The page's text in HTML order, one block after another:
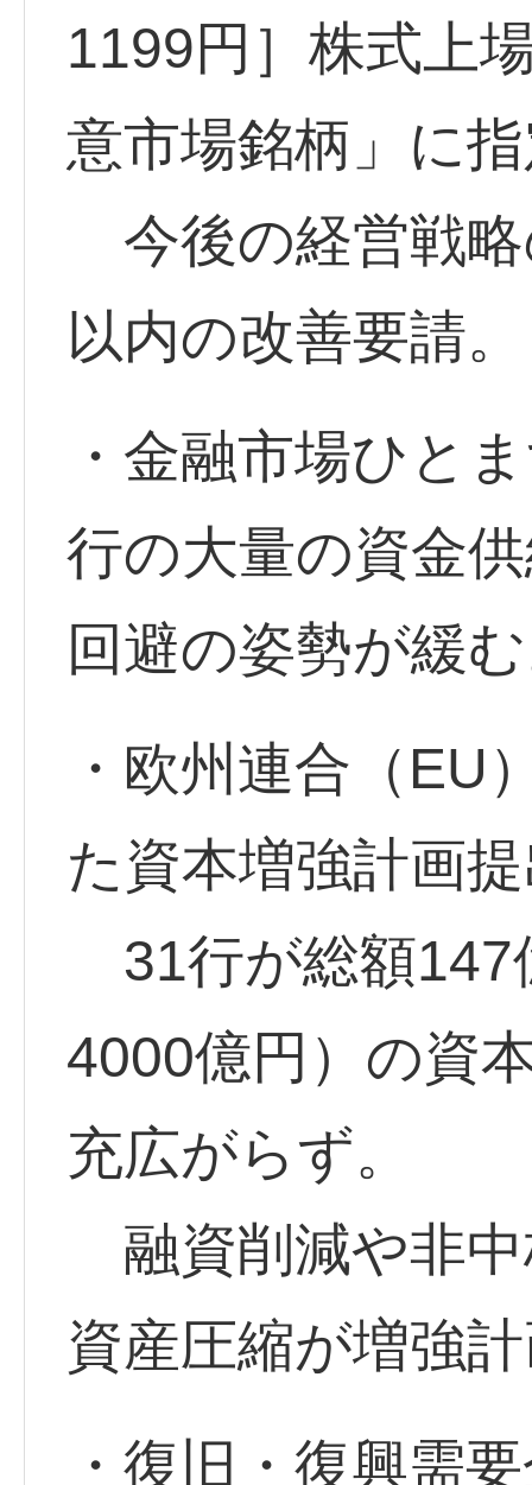
1199円］株式上
意市場銘柄」に
今後の経営戦略
以内の改善要請。
・金融市場ひと
行の大量の資金
回避の姿勢が緩
・欧州連合（EU
た資本増強計画
31行が総額147
4000億円）の資
充広がらず。
融資削減や非
資産圧縮が増強
・復旧・復興需